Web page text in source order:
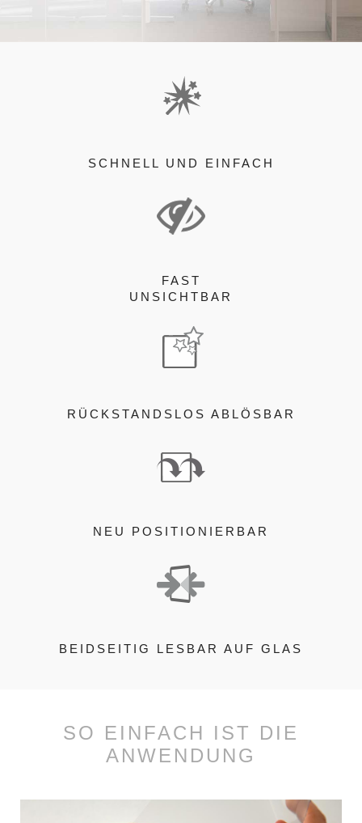
SCHNELL UND EINFACH
FAST
UNSICHTBAR
RÜCKSTANDSLOS ABLÖSBAR
NEU POSITIONIERBAR
BEIDSEITIG LESBAR AUF GLAS
SO EINFACH IST DIE
ANWENDUNG